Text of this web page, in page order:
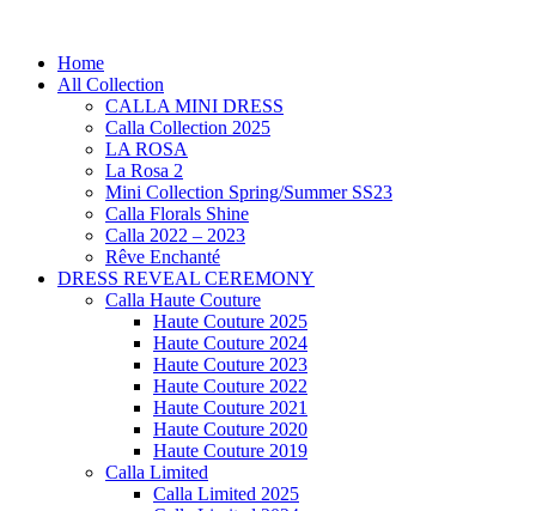
Home
All Collection
CALLA MINI DRESS
Calla Collection 2025
LA ROSA
La Rosa 2
Mini Collection Spring/Summer SS23
Calla Florals Shine
Calla 2022 – 2023
Rêve Enchanté
DRESS REVEAL CEREMONY
Calla Haute Couture
Haute Couture 2025
Haute Couture 2024
Haute Couture 2023
Haute Couture 2022
Haute Couture 2021
Haute Couture 2020
Haute Couture 2019
Calla Limited
Calla Limited 2025